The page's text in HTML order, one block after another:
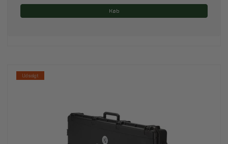
Køb
Udsolgt